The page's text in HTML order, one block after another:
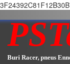
Buri Racer, pneus